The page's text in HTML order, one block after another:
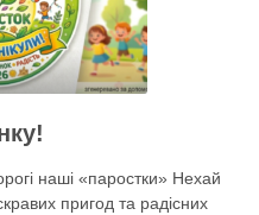
наші «паростки» Нехай
пригод та радісних